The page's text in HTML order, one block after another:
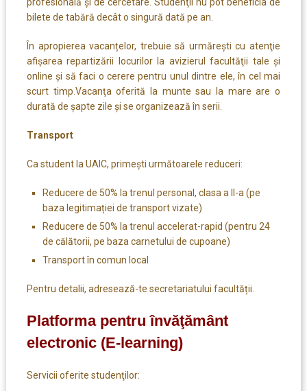
bilete de tabără decât o singură dată pe an.
În apropierea vacanțelor, trebuie să urmărești cu atenţie
afişarea repartizării locurilor la avizierul facultăţii tale și
online şi să faci o cerere pentru unul dintre ele, în cel mai
scurt timp.Vacanţa oferită la munte sau la mare are o
durată de şapte zile şi se organizează în serii.
Transport
Ca student la UAIC, primești următoarele reduceri:
Reducere de 50% la trenul personal, clasa a II-a (pe
baza legitimației de transport vizate)
Reducere de 50% la trenul accelerat-rapid (pentru 24
de călătorii, pe baza carnetului de cupoane)
Transport în comun local
Pentru detalii, adresează-te secretariatului facultății.
Platforma pentru învăţământ
electronic (E-learning)
Servicii oferite studenţilor: